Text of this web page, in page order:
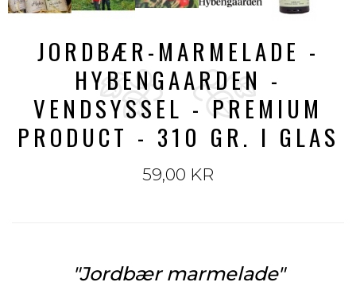
JORDBÆR-MARMELADE -
HYBENGAARDEN -
VENDSYSSEL - PREMIUM
PRODUCT - 310 GR. I GLAS
59,00 KR
"Jordbær marmelade"